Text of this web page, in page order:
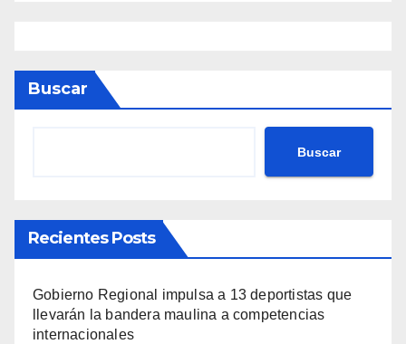
Buscar
Buscar
Recientes Posts
Gobierno Regional impulsa a 13 deportistas que
llevarán la bandera maulina a competencias
internacionales